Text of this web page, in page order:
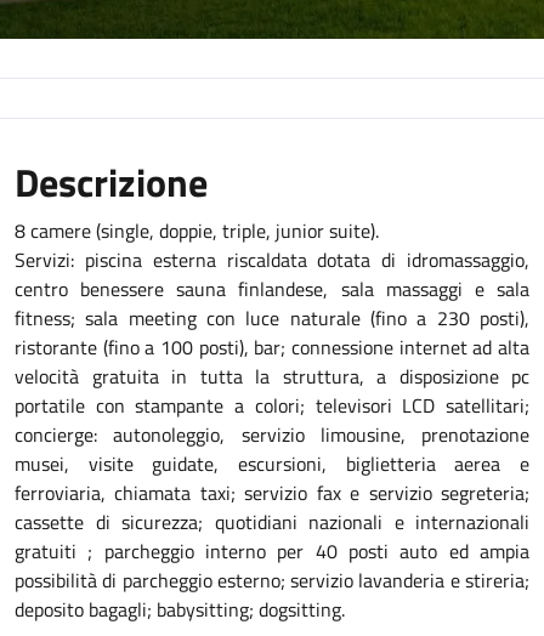
Descrizione
8 camere (single, doppie, triple, junior suite).
Servizi: piscina esterna riscaldata dotata di idromassaggio,
centro benessere sauna finlandese, sala massaggi e sala
fitness; sala meeting con luce naturale (fino a 230 posti),
ristorante (fino a 100 posti), bar; connessione internet ad alta
velocità gratuita in tutta la struttura, a disposizione pc
portatile con stampante a colori; televisori LCD satellitari;
concierge: autonoleggio, servizio limousine, prenotazione
musei, visite guidate, escursioni, biglietteria aerea e
ferroviaria, chiamata taxi; servizio fax e servizio segreteria;
cassette di sicurezza; quotidiani nazionali e internazionali
gratuiti ; parcheggio interno per 40 posti auto ed ampia
possibilità di parcheggio esterno; servizio lavanderia e stireria;
deposito bagagli; babysitting; dogsitting.